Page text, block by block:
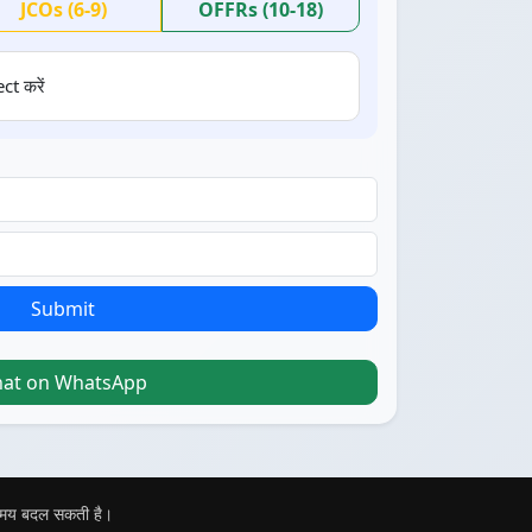
JCOs (6-9) OFFRs (10-18)
करें
Submit
on WhatsApp
बदल सकती है।